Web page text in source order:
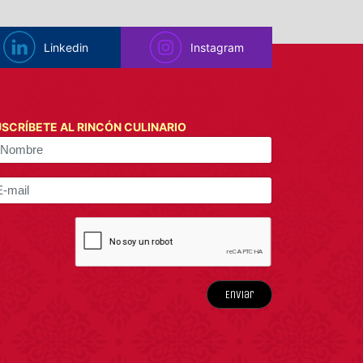
Linkedin Instagram
AL RINCÓN CULINARIO
Enviar